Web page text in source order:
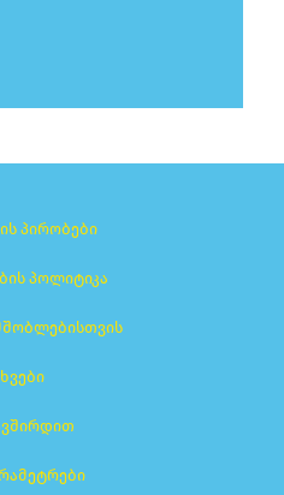
პირობები
პოლიტიკა